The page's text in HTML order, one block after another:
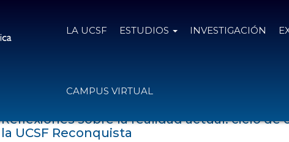
LA UCSF ESTUDIOS INVESTIGACIÓN
CAMPUS VIRTUAL
Reflexiones sobre la realidad actual: ciclo de
la UCSF Reconquista